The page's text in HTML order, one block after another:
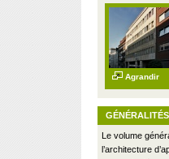
Agrandir
GÉNÉRALITÉS
Le volume
l’architecture